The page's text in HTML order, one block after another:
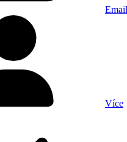
Email
Více